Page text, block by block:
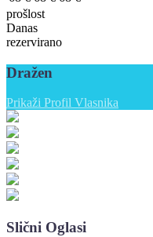
prošlost
Danas
rezervirano
Dražen
Prikaži Profil Vlasnika
Slični Oglasi